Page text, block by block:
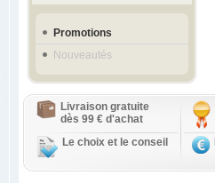
Promotions
Nouveautés
Livraison gratuite
dès 99 € d'achat
Le choix et le conseil